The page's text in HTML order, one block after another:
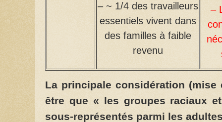
– ~ 1/4 des travailleurs
essentiels vivent dans
des familles à faible
revenu
–
La principale considération (mise
être que « les groupes raciaux
sous-représentés parmi les